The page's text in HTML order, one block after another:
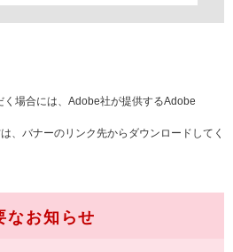
く場合には、Adobe社が提供するAdobe
、バナーのリンク先からダウンロードしてく
なお知らせ